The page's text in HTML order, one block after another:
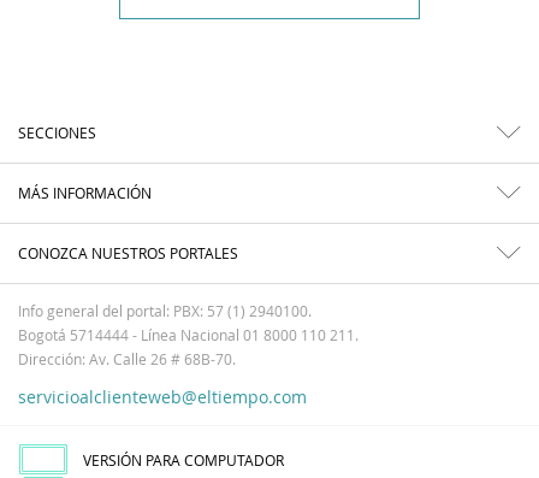
SECCIONES
MÁS INFORMACIÓN
CONOZCA NUESTROS PORTALES
Info general del portal: PBX: 57 (1) 2940100.
Bogotá 5714444 - Línea Nacional 01 8000 110 211.
Dirección: Av. Calle 26 # 68B-70.
servicioalclienteweb@eltiempo.com
VERSIÓN PARA COMPUTADOR